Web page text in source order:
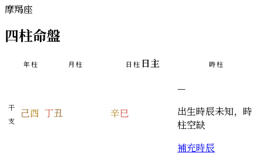
摩羯座
四柱命盤
年柱 月柱 日柱 日主 時柱
干
支
己酉 丁丑 辛巳
—
出生時辰未知，時
柱空缺
補充時辰